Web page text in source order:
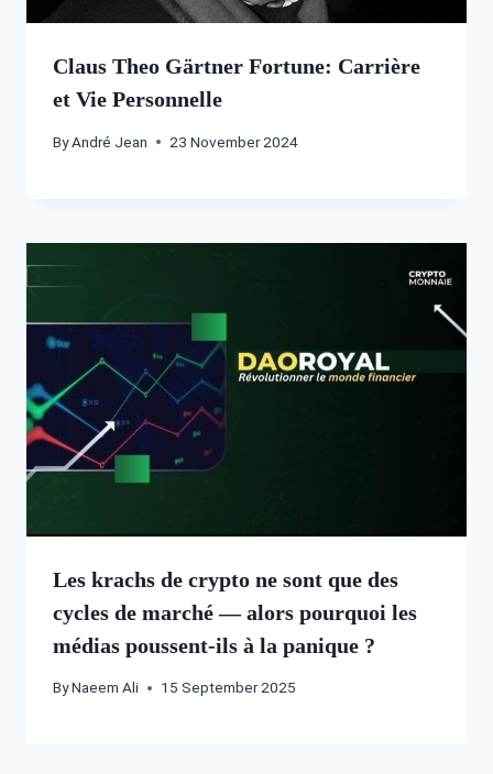
Claus Theo Gärtner Fortune: Carrière
et Vie Personnelle
ByAndré Jean 23 November 2024
Les krachs de crypto ne sont que des
cycles de marché — alors pourquoi les
médias poussent-ils à la panique ?
ByNaeem Ali 15 September 2025